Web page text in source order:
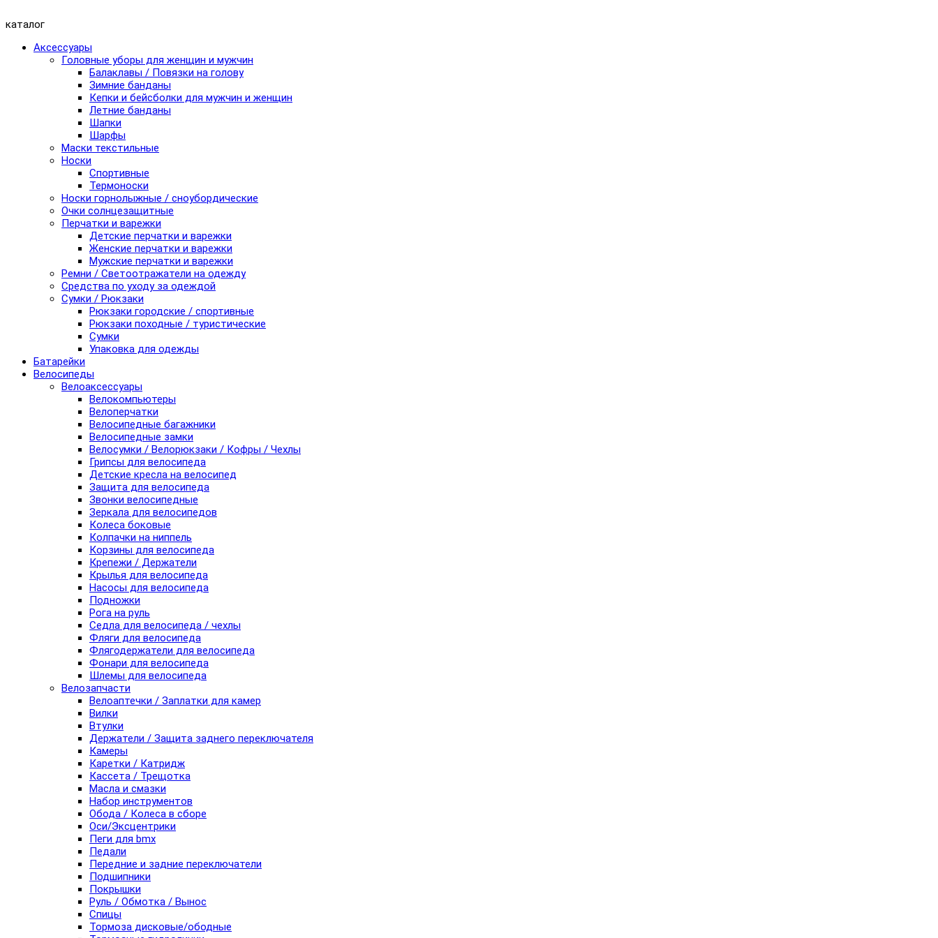
каталог
Аксессуары
Головные уборы для женщин и мужчин
Балаклавы / Повязки на голову
Зимние банданы
Кепки и бейсболки для мужчин и женщин
Летние банданы
Шапки
Шарфы
Маски текстильные
Носки
Спортивные
Термоноски
Носки горнолыжные / сноубордические
Очки солнцезащитные
Перчатки и варежки
Детские перчатки и варежки
Женские перчатки и варежки
Мужские перчатки и варежки
Ремни / Светоотражатели на одежду
Средства по уходу за одеждой
Сумки / Рюкзаки
Рюкзаки городские / спортивные
Рюкзаки походные / туристические
Сумки
Упаковка для одежды
Батарейки
Велосипеды
Велоаксессуары
Велокомпьютеры
Велоперчатки
Велосипедные багажники
Велосипедные замки
Велосумки / Велорюкзаки / Кофры / Чехлы
Грипсы для велосипеда
Детские кресла на велосипед
Защита для велосипеда
Звонки велосипедные
Зеркала для велосипедов
Колеса боковые
Колпачки на ниппель
Корзины для велосипеда
Крепежи / Держатели
Крылья для велосипеда
Насосы для велосипеда
Подножки
Рога на руль
Седла для велосипеда / чехлы
Фляги для велосипеда
Флягодержатели для велосипеда
Фонари для велосипеда
Шлемы для велосипеда
Велозапчасти
Велоаптечки / Заплатки для камер
Вилки
Втулки
Держатели / Защита заднего переключателя
Камеры
Каретки / Катридж
Кассета / Трещотка
Масла и смазки
Набор инструментов
Обода / Колеса в сборе
Оси/Эксцентрики
Пеги для bmx
Педали
Передние и задние переключатели
Подшипники
Покрышки
Руль / Обмотка / Вынос
Спицы
Тормоза дисковые/ободные